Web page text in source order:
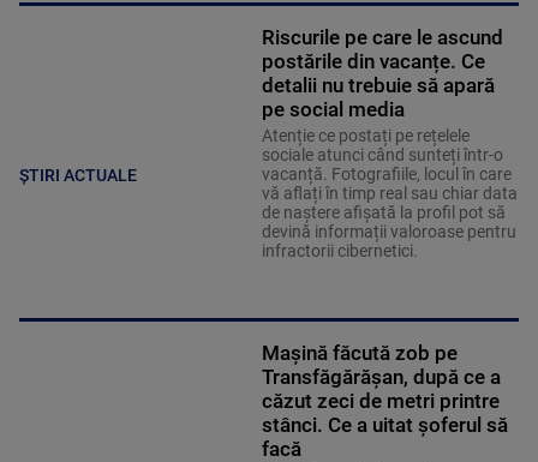
ȘTIRI ACTUALE
Riscurile pe care le ascund
postările din vacanțe. Ce
detalii nu trebuie să apară
pe social media
Atenție ce postați pe rețelele
sociale atunci când sunteți într-o
vacanță. Fotografiile, locul în care
vă aflați în timp real sau chiar data
de naștere afișată la profil pot să
devină informații valoroase pentru
infractorii cibernetici.
Mașină făcută zob pe
Transfăgărășan, după ce a
căzut zeci de metri printre
stânci. Ce a uitat șoferul să
facă